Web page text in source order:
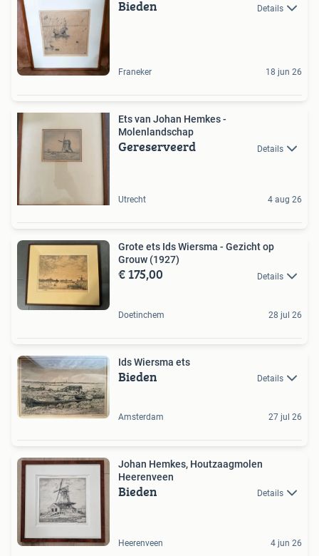
Bieden Details
Franeker 18 jun 26
Ets van Johan Hemkes -
Molenlandschap
Gereserveerd Details
Utrecht 4 aug 26
Grote ets Ids Wiersma - Gezicht op
Grouw (1927)
€ 175,00 Details
Doetinchem 28 jul 26
Ids Wiersma ets
Bieden Details
Amsterdam 27 jul 26
Johan Hemkes, Houtzaagmolen
Heerenveen
Bieden Details
Heerenveen 4 jun 26